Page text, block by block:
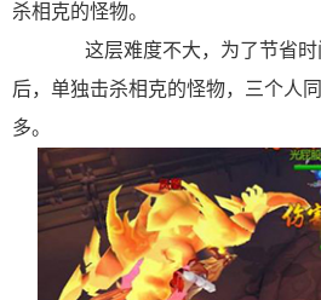
杀相克的怪物。
这层难度不大，为了节省时
后，单独击杀相克的怪物，三个人
多。